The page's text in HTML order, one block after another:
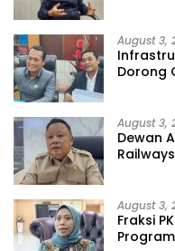
August 3,
Dorong
August 3,
Dewan
August 3,
Fraksi